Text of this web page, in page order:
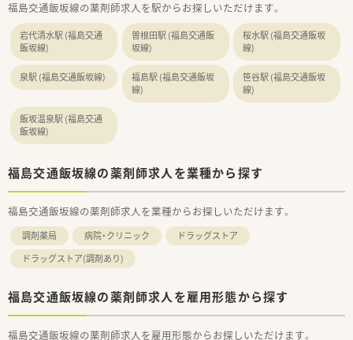
って活気ある運営を行っている会社です。
■ドミナント展開していることから、違う店舗の社員同士の距離
感も近く風通しの良い組織風土が根付いています。
福島交通飯坂線の薬剤師求人を駅からお探しいただけます。
岩代清水駅 (福島交通
飯坂線)
曽根田駅 (福島交通飯
坂線)
桜水駅 (福島交通飯坂
線)
泉駅 (福島交通飯坂線)
福島駅 (福島交通飯坂
線)
笹谷駅 (福島交通飯坂
線)
飯坂温泉駅 (福島交通
飯坂線)
福島交通飯坂線の薬剤師求人を業種から探す
福島交通飯坂線の薬剤師求人を業種からお探しいただけます。
調剤薬局 病院・クリニック
ドラッグストア
ドラッグストア(調剤あり)
福島交通飯坂線の薬剤師求人を雇用形態から探す
福島交通飯坂線の薬剤師求人を雇用形態からお探しいただけます。